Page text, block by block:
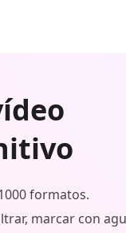
formatos.
marcar con